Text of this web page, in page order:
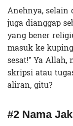
Anehnya, selain
juga dianggap
yang bener
masuk ke
sesat!” Ya
skripsi atau
aliran, gitu?
#2 Nama